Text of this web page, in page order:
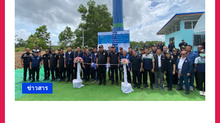
ติดต่อ
ข่าวสาร